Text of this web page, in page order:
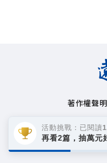
著作權聲明
遠見天下文化事
活動挑戰：已閱讀
再看2篇，抽萬元